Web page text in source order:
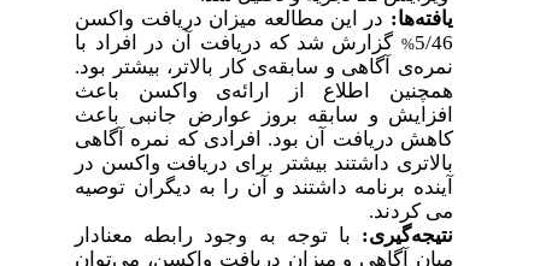
یافتهها:در این مطالعه میزان دریافت واکسن
5/46
%گزارش شد که دریافت آن در افراد با
نمره ی آگاهی و سابقهی کار بالاتر، بیشتر بود.
همچنین اطلاع از ارائهی واکسن باعث
افزایش و سابقه بروز عوارض جانبی باعث
کاهش دریافت آن بود. افرادی که نمره آگاهی
بالاتری داشتند بیشتر برای دریافت واکسن در
آینده برنامه داشتند و آن را به دیگران توصیه
می کردند.
نتیجهگیری:با توجه به وجود رابطه معنادار
میان آگاهی و میزان دریافت واکسن، میتوان